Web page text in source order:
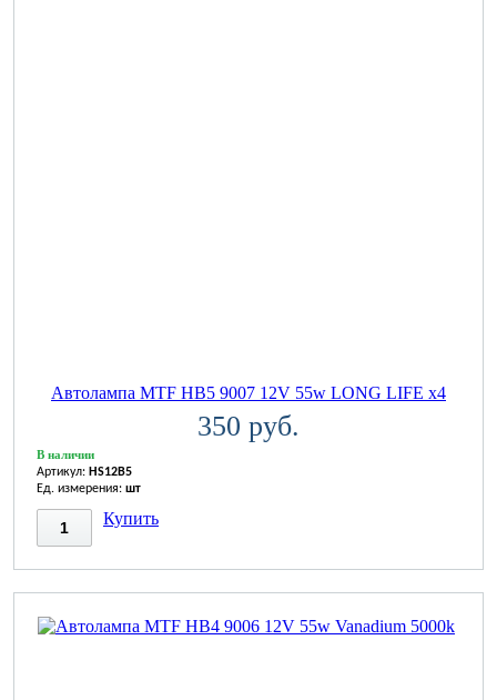
Автолампа MTF HB5 9007 12V 55w LONG LIFE x4
350 руб.
В наличии
Артикул: HS12B5
Ед. измерения: шт
Купить